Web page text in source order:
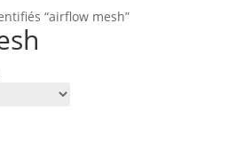
“airflow mesh”